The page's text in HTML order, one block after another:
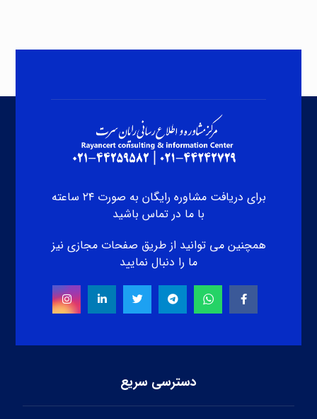
برای دریافت مشاوره رایگان به صورت ۲۴ ساعته
با ما در تماس باشید
همچنین می توانید از طریق صفحات مجازی نیز
ما را دنبال نمایید
دسترسی سریع